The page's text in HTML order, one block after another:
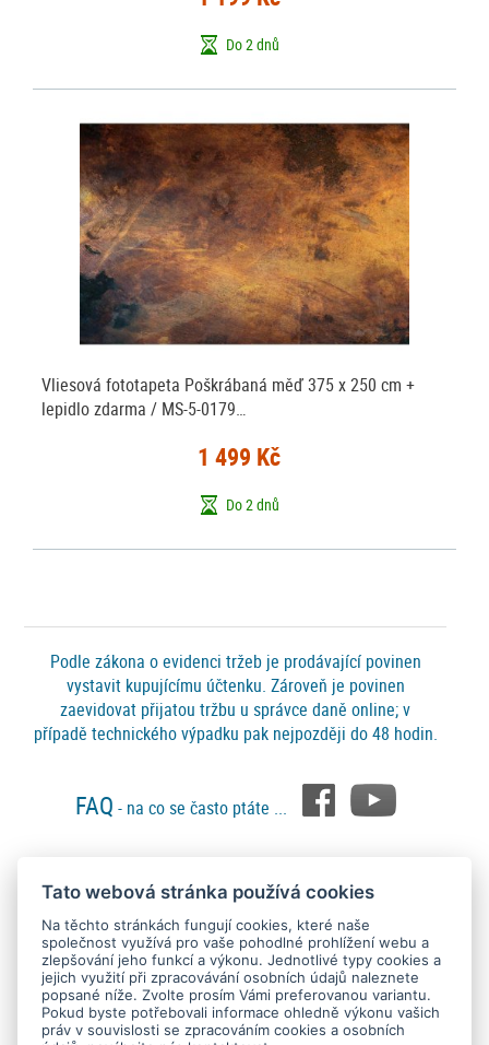
Do 2 dnů
Vliesová fototapeta Poškrábaná měď 375 x 250 cm +
lepidlo zdarma / MS-5-0179…
1 499 Kč
Do 2 dnů
Podle zákona o evidenci tržeb je prodávající povinen
vystavit kupujícímu účtenku. Zároveň je povinen
zaevidovat přijatou tržbu u správce daně online; v
případě technického výpadku pak nejpozději do 48 hodin.
FAQ - na co se často ptáte ...
Platební metody
Tato webová stránka používá cookies
Na těchto stránkách fungují cookies, které naše
společnost využívá pro vaše pohodlné prohlížení webu a
zlepšování jeho funkcí a výkonu. Jednotlivé typy cookies a
jejich využití při zpracovávání osobních údajů naleznete
popsané níže. Zvolte prosím Vámi preferovanou variantu.
Pokud byste potřebovali informace ohledně výkonu vašich
práv v souvislosti se zpracováním cookies a osobních